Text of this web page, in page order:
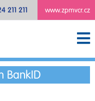
www.zpmvcr.cz
211 211
BankID